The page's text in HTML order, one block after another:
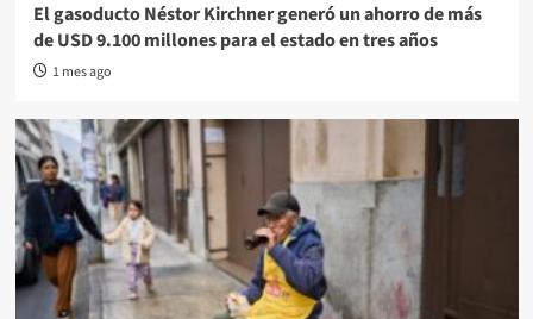
El gasoducto Néstor Kirchner generó un ahorro de más
de USD 9.100 millones para el estado en tres años
1 mes ago